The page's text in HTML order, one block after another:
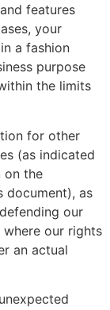
features
your
a fashion
purpose
the limits
for other
(as indicated
on the
document), as
our
our rights
an actual